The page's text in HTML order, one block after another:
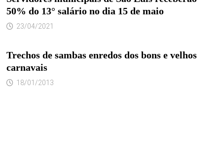
50% do 13° salário no dia 15 de maio
23/04/2021
Trechos de sambas enredos dos bons e velhos
carnavais
18/01/2013